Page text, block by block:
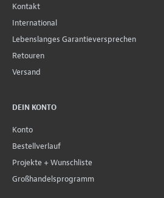
Kontakt
International
Lebenslanges Garantieversprechen
Retouren
Versand
DEIN KONTO
Konto
Bestellverlauf
Projekte + Wunschliste
Großhandelsprogramm